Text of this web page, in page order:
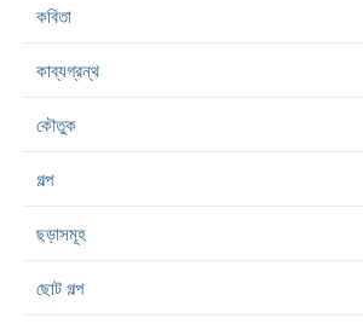
কবিতা
কাব্যগ্রন্থ
কৌতুক
গল্প
ছড়াসমূহ
ছোট গল্প